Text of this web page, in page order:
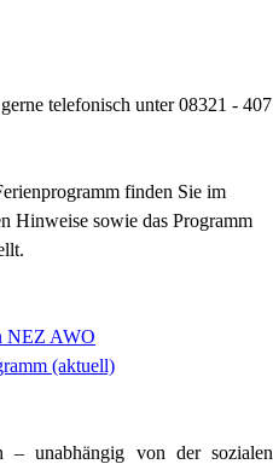
telefonisch unter08321 - 407
finden Sie im
Hinweise sowie das Programm
NEZ AWO
(aktuell)
– unabhängig von der sozialen